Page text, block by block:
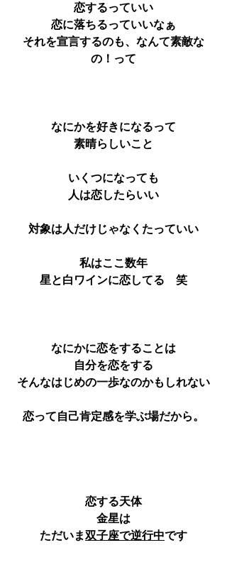
恋するっていい
恋に落ちるっていいなぁ
それを宣言するのも、なんて素敵な
の！って
なにかを好きになるって
素晴らしいこと
いくつになっても
人は恋したらいい
対象は人だけじゃなくたっていい
私はここ数年
星と白ワインに恋してる　笑
なにかに恋をすることは
自分を恋をする
そんなはじめの一歩なのかもしれない
恋って自己肯定感を学ぶ場だから。
恋する天体
金星は
ただいま双子座で逆行中です